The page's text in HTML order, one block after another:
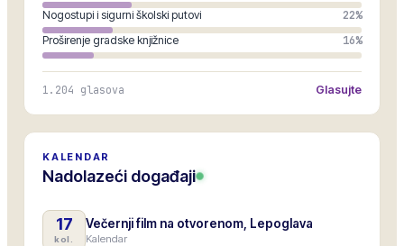
Nogostupi i sigurni školski putovi 22%
Proširenje gradske knjižnice 16%
1.204 glasova Glasujte
KALENDAR
Nadolazeći događaji
17
kol.
Večernji film na otvorenom, Lepoglava
Kalendar